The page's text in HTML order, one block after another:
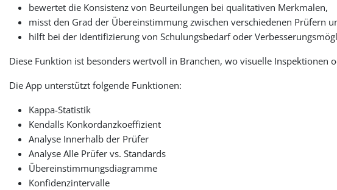
bewertet die Konsistenz von Beurteilungen bei qualitativen Merkmalen,
misst den Grad der Übereinstimmung zwischen verschiedenen Prüfern
hilft bei der Identifizierung von Schulungsbedarf oder
Diese Funktion ist besonders wertvoll in Branchen, wo visuelle
Die App unterstützt folgende Funktionen:
Kappa-Statistik
Kendalls Konkordanzkoeffizient
Analyse Innerhalb der Prüfer
Analyse Alle Prüfer vs. Standards
Übereinstimmungsdiagramme
Konfidenzintervalle